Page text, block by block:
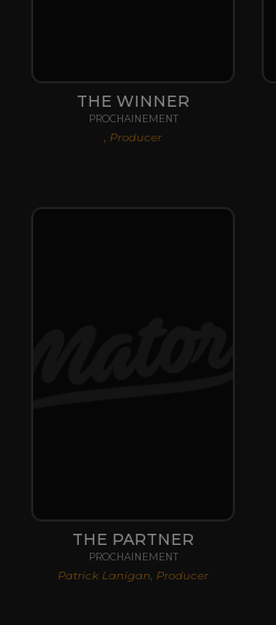
THE WINNER
PROCHAINEMENT
, Producer
THE PARTNER
PROCHAINEMENT
Patrick Lanigan, Producer